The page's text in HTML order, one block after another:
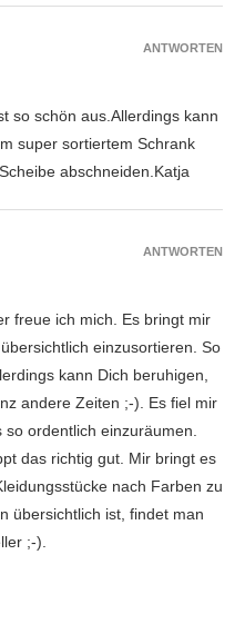
so schön aus.Allerdings kann
super sortiertem Schrank
abschneiden.Katja
ANTWORTEN
freue ich mich. Es bringt mir
einzusortieren. So
kann Dich beruhigen,
andere Zeiten ;-). Es fiel mir
ordentlich einzuräumen.
das richtig gut. Mir bringt es
nach Farben zu
übersichtlich ist, findet man
;-).
ANTWORTEN